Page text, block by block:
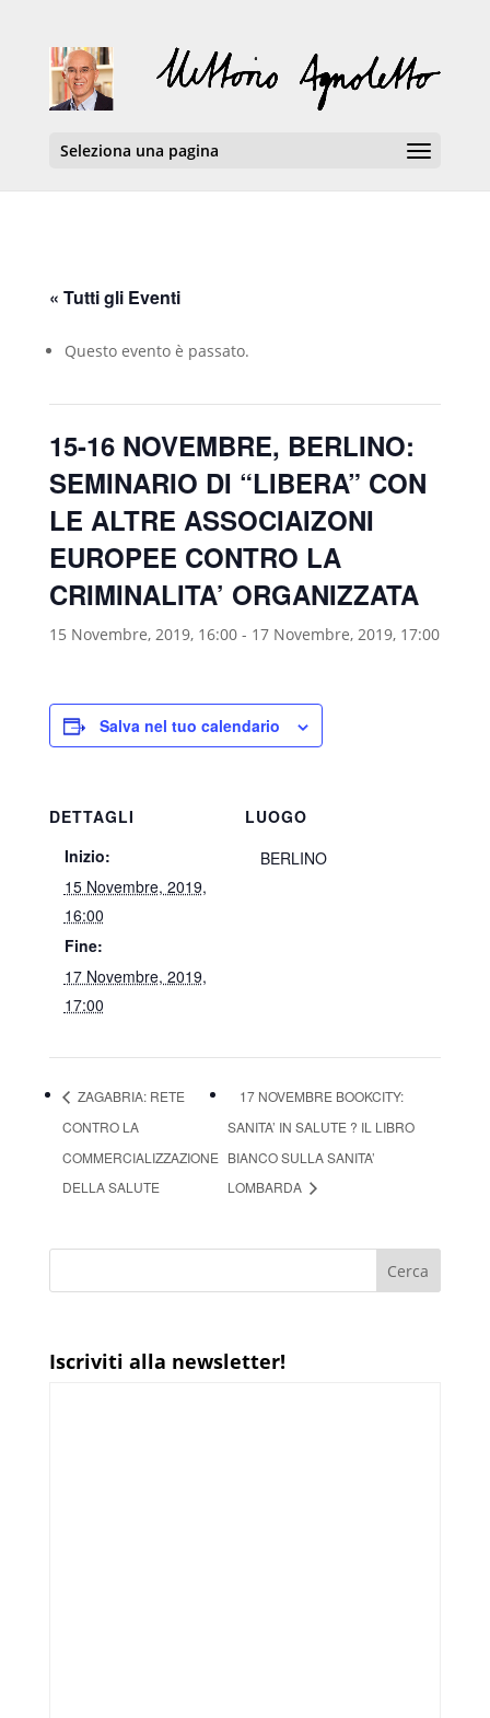
Seleziona una pagina
« Tutti gli Eventi
Questo evento è passato.
15-16 NOVEMBRE, BERLINO:
SEMINARIO DI “LIBERA” CON
LE ALTRE ASSOCIAIZONI
EUROPEE CONTRO LA
CRIMINALITA’ ORGANIZZATA
15 Novembre, 2019, 16:00- 17 Novembre, 2019, 17:00
Salva nel tuo calendario
DETTAGLI
Inizio:
15 Novembre, 2019,
16:00
Fine:
17 Novembre, 2019,
17:00
LUOGO
BERLINO
ZAGABRIA: RETE
CONTRO LA
COMMERCIALIZZAZIONE
DELLA SALUTE
17 NOVEMBRE BOOKCITY:
SANITA’ IN SALUTE ? IL LIBRO
BIANCO SULLA SANITA’
LOMBARDA
Iscriviti alla newsletter!